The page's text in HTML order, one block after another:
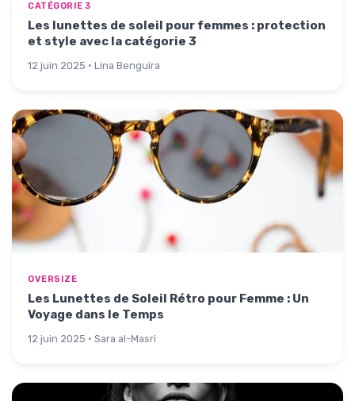
CATÉGORIE 3
Les lunettes de soleil pour femmes : protection
et style avec la catégorie 3
12 juin 2025 · Lina Benguira
OVERSIZE
Les Lunettes de Soleil Rétro pour Femme : Un
Voyage dans le Temps
12 juin 2025 · Sara al-Masri